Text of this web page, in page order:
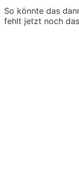
So könnte das
fehlt jetzt noch